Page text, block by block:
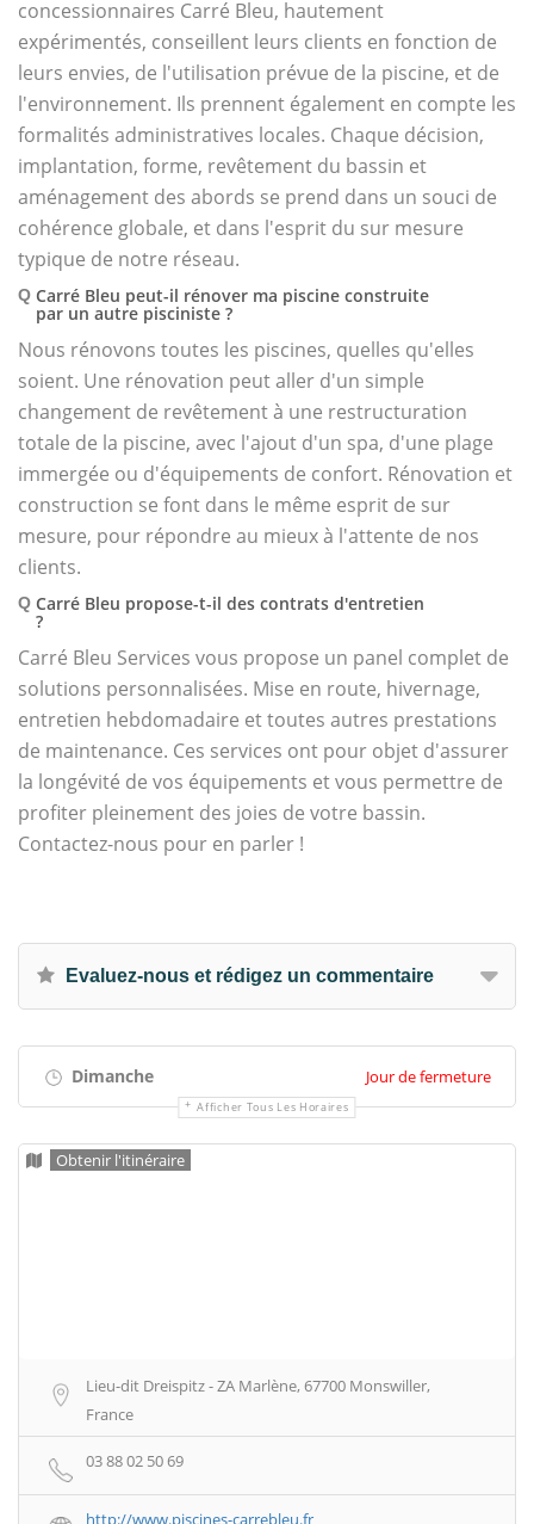
concessionnaires Carré Bleu, hautement
expérimentés, conseillent leurs clients en fonction de
leurs envies, de l'utilisation prévue de la piscine, et de
l'environnement. Ils prennent également en compte les
formalités administratives locales. Chaque décision,
implantation, forme, revêtement du bassin et
aménagement des abords se prend dans un souci de
cohérence globale, et dans l'esprit du sur mesure
typique de notre réseau.
Q Carré Bleu peut-il rénover ma piscine construite
par un autre pisciniste ?
Nous rénovons toutes les piscines, quelles qu'elles
soient. Une rénovation peut aller d'un simple
changement de revêtement à une restructuration
totale de la piscine, avec l'ajout d'un spa, d'une plage
immergée ou d'équipements de confort. Rénovation et
construction se font dans le même esprit de sur
mesure, pour répondre au mieux à l'attente de nos
clients.
Q Carré Bleu propose-t-il des contrats d'entretien
?
Carré Bleu Services vous propose un panel complet de
solutions personnalisées. Mise en route, hivernage,
entretien hebdomadaire et toutes autres prestations
de maintenance. Ces services ont pour objet d'assurer
la longévité de vos équipements et vous permettre de
profiter pleinement des joies de votre bassin.
Contactez-nous pour en parler !
Evaluez-nous et rédigez un commentaire
Dimanche Jour de fermeture
Afficher Tous Les Horaires
Obtenir l'itinéraire
Lieu-dit Dreispitz - ZA Marlène, 67700 Monswiller,
France
03 88 02 50 69
http://www.piscines-carrebleu.fr